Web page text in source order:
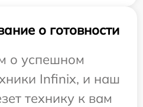
о готовности
о успешном
Infinix, и наш
технику к вам